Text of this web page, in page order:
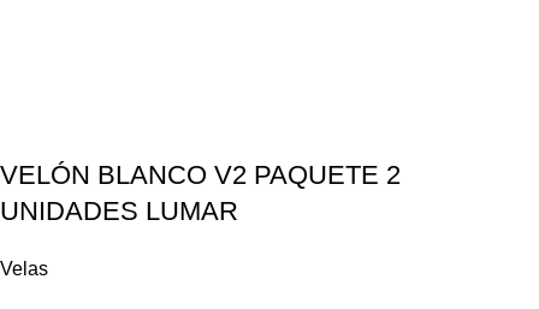
VELÓN BLANCO V2 PAQUETE 2
UNIDADES LUMAR
Velas